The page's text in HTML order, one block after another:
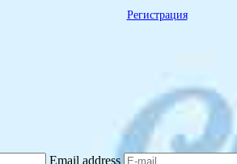
Регистрация
Email address